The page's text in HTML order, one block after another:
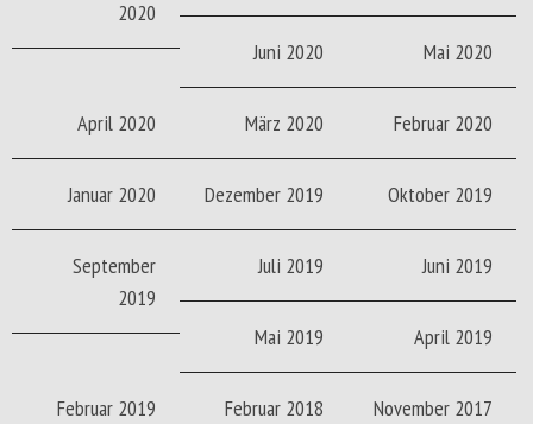
2020
Juni 2020 Mai 2020
April 2020 März 2020 Februar 2020
Januar 2020 Dezember 2019 Oktober 2019
September
2019
Juli 2019 Juni 2019
Mai 2019 April 2019
Februar 2019 Februar 2018 November 2017